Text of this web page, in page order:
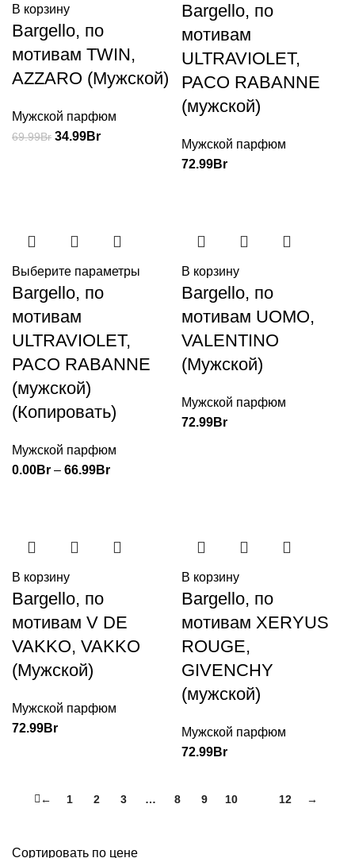
Сортировать по цене
В корзину
Bargello, по
мотивам TWIN,
AZZARO (Мужской)
Мужской парфюм
69.99Br 34.99Br
Bargello, по
мотивам
ULTRAVIOLET,
PACO RABANNE
(мужской)
Мужской парфюм
72.99Br
Выберите параметры
Bargello, по
мотивам
ULTRAVIOLET,
PACO RABANNE
(мужской)
(Копировать)
Мужской парфюм
0.00Br – 66.99Br
В корзину
Bargello, по
мотивам UOMO,
VALENTINO
(Мужской)
Мужской парфюм
72.99Br
В корзину
Bargello, по
мотивам V DE
VAKKO, VAKKO
(Мужской)
Мужской парфюм
72.99Br
В корзину
Bargello, по
мотивам XERYUS
ROUGE,
GIVENCHY
(мужской)
Мужской парфюм
72.99Br
← 1 2 3 … 8 9 10 12 →